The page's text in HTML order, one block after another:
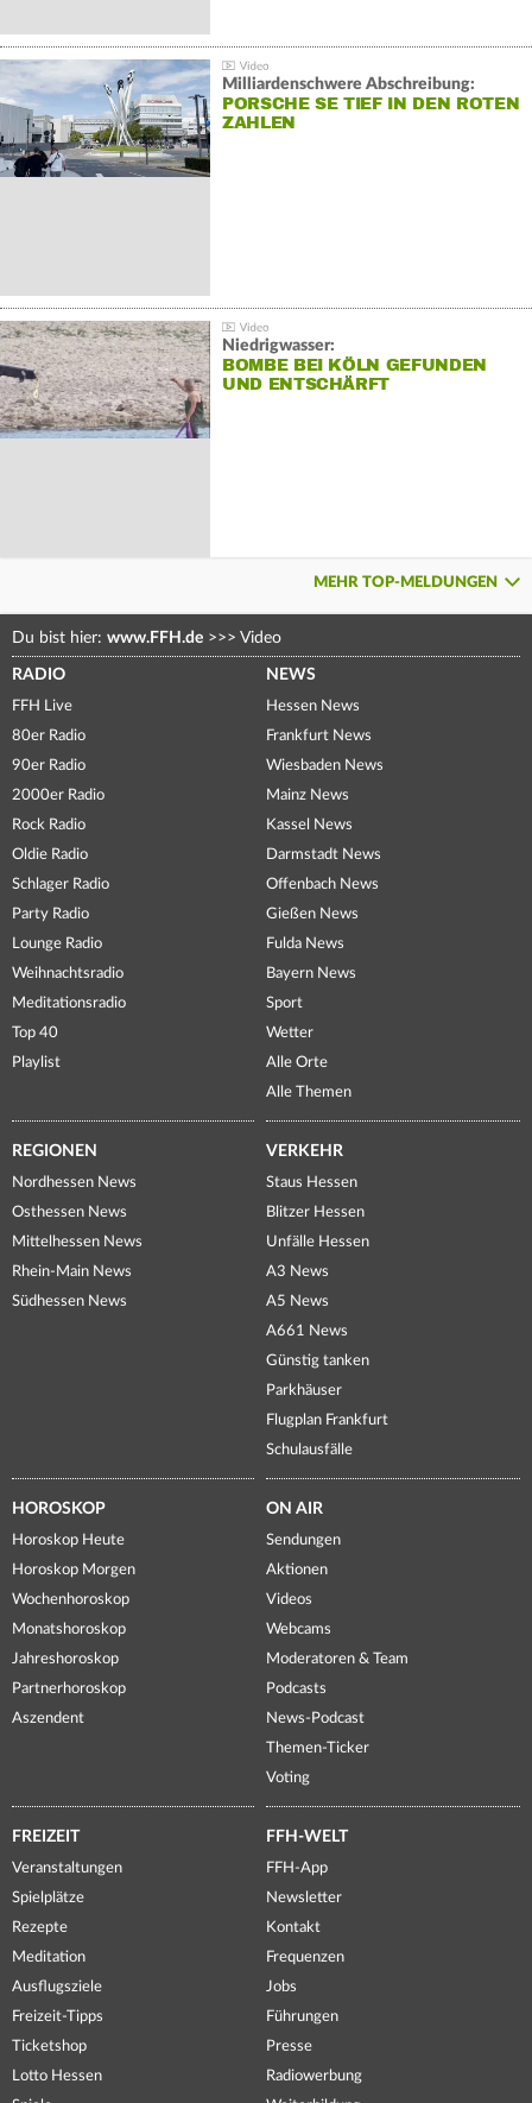
Milliardenschwere Abschreibung:
PORSCHE SE TIEF IN DEN ROTEN
ZAHLEN
Niedrigwasser:
BOMBE BEI KÖLN GEFUNDEN
UND ENTSCHÄRFT
MEHR TOP-MELDUNGEN
Du bist hier: www.FFH.de >>> Video
RADIO
FFH Live
80er Radio
90er Radio
2000er Radio
Rock Radio
Oldie Radio
Schlager Radio
Party Radio
Lounge Radio
Weihnachtsradio
Meditationsradio
Top 40
Playlist
NEWS
Hessen News
Frankfurt News
Wiesbaden News
Mainz News
Kassel News
Darmstadt News
Offenbach News
Gießen News
Fulda News
Bayern News
Sport
Wetter
Alle Orte
Alle Themen
REGIONEN
Nordhessen News
Osthessen News
Mittelhessen News
Rhein-Main News
Südhessen News
VERKEHR
Staus Hessen
Blitzer Hessen
Unfälle Hessen
A3 News
A5 News
A661 News
Günstig tanken
Parkhäuser
Flugplan Frankfurt
Schulausfälle
HOROSKOP
Horoskop Heute
Horoskop Morgen
Wochenhoroskop
Monatshoroskop
Jahreshoroskop
Partnerhoroskop
Aszendent
ON AIR
Sendungen
Aktionen
Videos
Webcams
Moderatoren & Team
Podcasts
News-Podcast
Themen-Ticker
Voting
FREIZEIT
Veranstaltungen
Spielplätze
Rezepte
Meditation
Ausflugsziele
Freizeit-Tipps
Ticketshop
Lotto Hessen
FFH-WELT
FFH-App
Newsletter
Kontakt
Frequenzen
Jobs
Führungen
Presse
Radiowerbung